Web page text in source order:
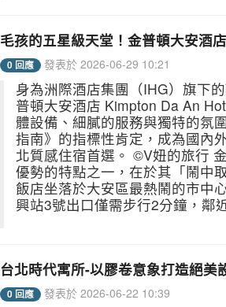
毛孩的五星級天堂！金普頓大安酒店
0 回應 發表於 2026-06-29 10:21
身為洲際酒店集團（IHG）旗下
普頓大安酒店 Kimpton Da An
體設備、細膩的服務與獨特的氛
指南》的指標性肯定，成為國內
北質感住宿首選。 ©V妞的旅行
優勢的特點之一，在於其「鬧中
飯店坐落於大安區最熱鬧的市中
興站3號出口僅需步行2分鐘，鄰
台北時代寓所-以膠卷意象打造絕美
0 回應 發表於 2026-06-22 10:39